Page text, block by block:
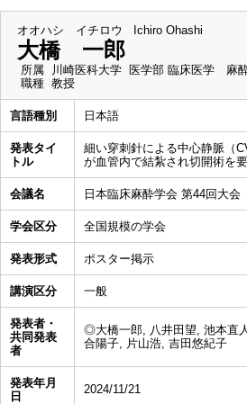
オオハシ イチロウ Ichiro Ohashi
大橋 一郎
所属
川崎医科大学 医学部 臨床医学 麻
職種 教授
言語種別 日本語
発表タイ
トル
細い穿刺針による中心静脈（
が血管内で結紮され切開術を
会議名 日本臨床麻酔学会 第44回大会
学会区分 全国規模の学会
発表形式 ポスター掲示
講演区分 一般
発表者・
共同発表
者
◎大橋一郎, 八井田望, 池本直
合陽子, 片山浩, 吉田悠紀子
発表年月
日
2024/11/21